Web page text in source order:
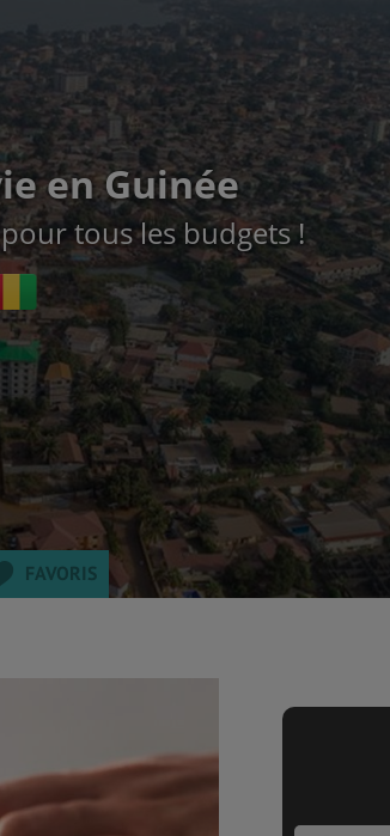
en Guinée
pour tous les budgets !
FAVORIS